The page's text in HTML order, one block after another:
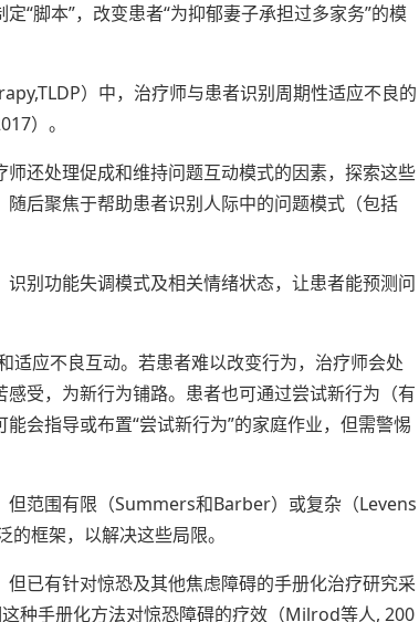
“脚本”，改变患者“为抑郁妻子承担过多家务”的模
）中，治疗师与患者识别周期性适应不良的
）。
还处理促成和维持问题互动模式的因素，探索这些
后聚焦于帮助患者识别人际中的问题模式（包括
别功能失调模式及相关情绪状态，让患者能预测问
适应不良互动。若患者难以改变行为，治疗师会处
受，为新行为铺路。患者也可通过尝试新行为（有
会指导或布置“尝试新行为”的家庭作业，但需警惕
但范围有限（Summers和Barber）或复杂（Levens
的框架，以解决这些局限。
已有针对惊恐及其他焦虑障碍的手册化治疗研究采
种手册化方法对惊恐障碍的疗效（Milrod等人, 200